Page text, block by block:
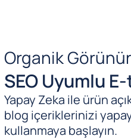
Organik
SEO Uyumlu
Yapay Zeka ile ürün
blog içeriklerinizi
kullanmaya başlayın.